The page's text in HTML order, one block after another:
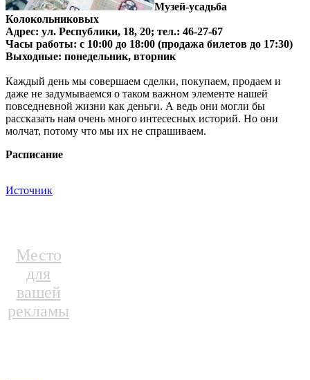
Музей-усадьба
Колокольниковых
Адрес: ул. Республики, 18, 20; тел.: 46-27-67
Часы работы: с 10:00 до 18:00 (продажа билетов до 17:30)
Выходные: понедельник, вторник
Каждый день мы совершаем сделки, покупаем, продаем и
даже не задумываемся о таком важном элементе нашей
повседневной жизни как деньги. А ведь они могли бы
рассказать нам очень много интесесных историй. Но они
молчат, потому что мы их не спрашиваем.
Расписание
Источник
Место
для
вашей
рекламы